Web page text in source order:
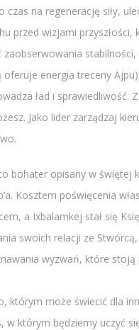
czas na regenerację siły,
przed wizjami
zaobserwowania
energia treceny
ład i
Jako lider zarządzaj
bohater opisany w
Kosztem poświęcenia
a Ixbalamkej stał się
swoich relacji ze
wyzwań, które
którym może świecić dla
w którym będziemy uczyć